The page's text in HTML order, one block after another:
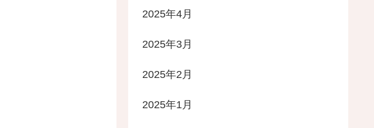
2025年4月
2025年3月
2025年2月
2025年1月